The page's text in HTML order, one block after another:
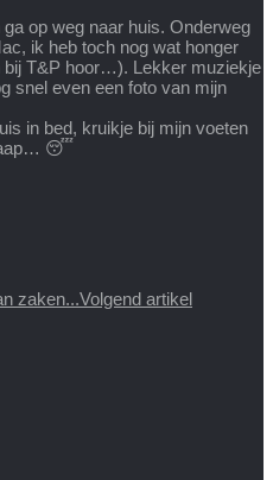
op weg naar huis. Onderweg
ik heb toch nog wat honger
bij T&P hoor…). Lekker muziekje
snel even een foto van mijn
in bed, kruikje bij mijn voeten
😴
zaken...Volgend artikel